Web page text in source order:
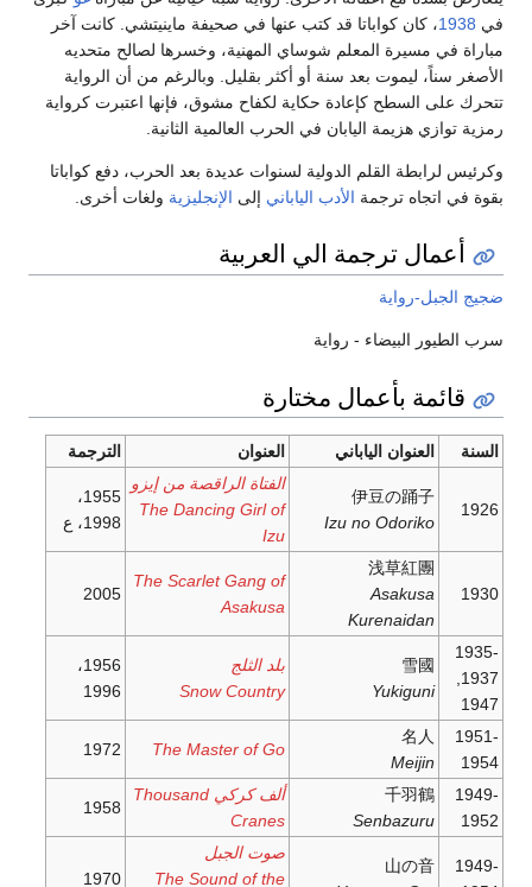
في 1938، كان كواباتا قد كتب عنها في صحيفة ماينيتشي. كانت آخر
مباراة في مسيرة المعلم شوساي المهنية، وخسرها لصالح متحديه
الأصغر سناً، ليموت بعد سنة أو أكثر بقليل. وبالرغم من أن الرواية
تتحرك على السطح كإعادة حكاية لكفاح مشوق، فإنها اعتبرت كرواية
رمزية توازي هزيمة اليابان في الحرب العالمية الثانية.
وكرئيس لرابطة القلم الدولية لسنوات عديدة بعد الحرب، دفع كواباتا
بقوة في اتجاه ترجمة الأدب الياباني إلى الإنجليزية ولغات أخرى.
أعمال ترجمة الي العربية
ضجيج الجبل-رواية
سرب الطيور البيضاء - رواية
قائمة بأعمال مختارة
السنة العنوان الياباني العنوان الترجمة
1926
伊豆の踊子
Izu no Odoriko
الفتاة الراقصة من إيزو
The Dancing Girl of
Izu
1955،
1998، ع
1930
浅草紅團
Asakusa
Kurenaidan
The Scarlet Gang of
Asakusa
2005
1935-
1937,
1947
雪國
Yukiguni
بلد الثلج
Snow Country
1956،
1996
1951-
1954
名人
Meijin
The Master of Go
1972
1949-
1952
千羽鶴
Senbazuru
ألف كركي Thousand
Cranes
1958
1949-
山の音
صوت الجبل
The Sound of the
1970